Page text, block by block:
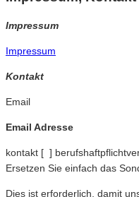
Impressum
Impressum
Kontakt
Email
Email Adresse
kontakt [ ]
Ersetzen Sie einfach das
Dies ist erforderlich, damit